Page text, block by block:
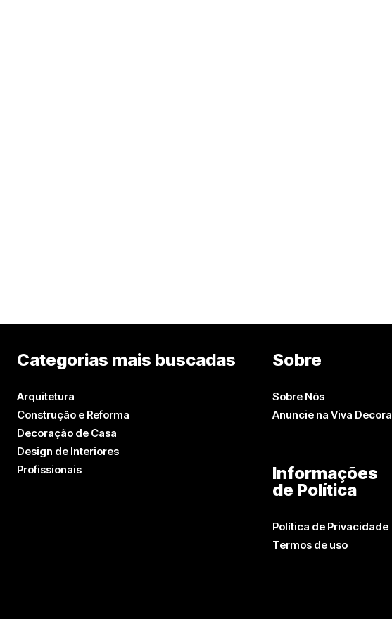
Categorias mais buscadas
Arquitetura
Construção e Reforma
Decoração de Casa
Design de Interiores
Profissionais
Sobre
Sobre Nós
Anuncie na Viva Decora
Informações
de Política
Política de Privacidade
Termos de uso